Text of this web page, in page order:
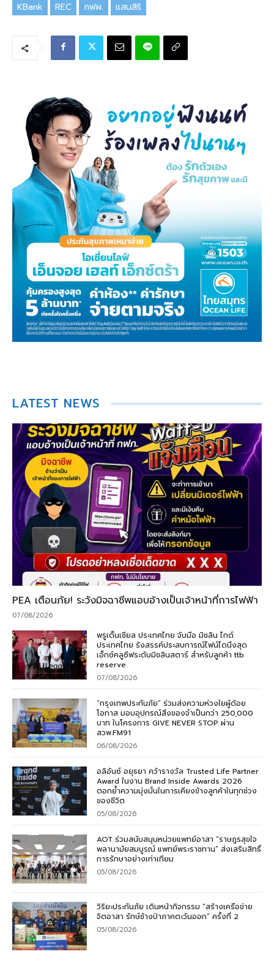
KBank
REC กฟผ. แสนสิริ
LATEST NEWS
PEA เตือนภัย! ระวังมิจฉาชีพแอบอ้างเป็นเจ้าหน้าที่การไฟฟ้า
07/08/2026
พรูเด็นเชียล ประเทศไทย จับมือ มิชลิน ไกด์
ประเทศไทย รังสรรค์ประสบการณ์ไฟน์ไดนิ่งสุด
เอ็กซ์คลูซีฟระดับมิชลินสตาร์ สำหรับลูกค้า ttb
reserve
07/08/2026
“กรุงเทพประกันภัย” ร่วมส่งความห่วงใยผู้ด้อย
โอกาส มอบอุปกรณ์สิ่งของจำเป็นกว่า 250,000
บาท ในโครงการ GIVE NEVER STOP ผ่าน
สวพ.FM91
06/08/2026
อลิอันซ์ อยุธยา คว้ารางวัล Trusted Life Partner
Award ในงาน Brand Inside Awards 2026
ตอกย้ำความมุ่งมั่นในการเคียงข้างลูกค้าในทุกช่วง
ของชีวิต
05/08/2026
AOT ร่วมสนับสนุนหน่วยแพทย์อาสา “ราษฎรสุขใจ
พลานามัยสมบูรณ์ แพทย์พระราชทาน” ส่งเสริมสิทธิ์
การรักษาอย่างเท่าเทียม
05/08/2026
วิริยะประกันภัย เดินหน้ากิจกรรม “สร้างเครือข่าย
จิตอาสา รักษ์ช้างป่าภาคตะวันออก” ครั้งที่ 2
05/08/2026